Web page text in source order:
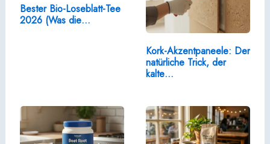
Bester Bio-Loseblatt-Tee
2026 (Was die…
Kork-Akzentpaneele: Der
natürliche Trick, der
kalte…